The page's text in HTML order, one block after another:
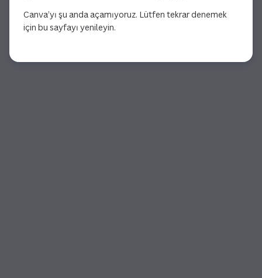
Canva’yı şu anda açamıyoruz. Lütfen tekrar denemek
için bu sayfayı yenileyin.